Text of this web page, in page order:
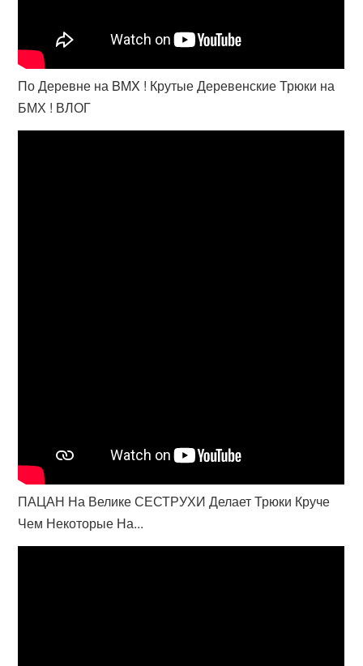
По Деревне на BMX ! Крутые Деревенские Трюки на
БМХ ! ВЛОГ
ПАЦАН На Велике СЕСТРУХИ Делает Трюки Круче
Чем Некоторые На...